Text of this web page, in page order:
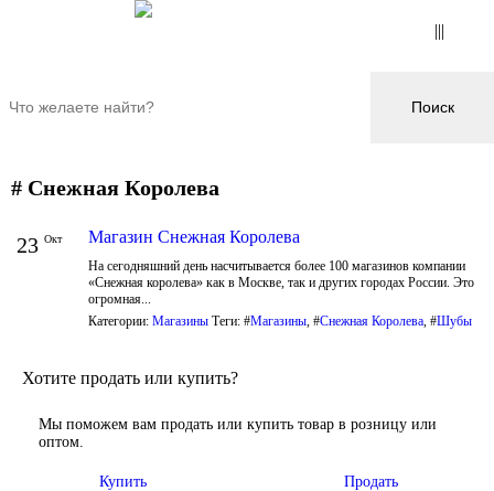
# Снежная Королева
Магазин Снежная Королева
На сегодняшний день насчитывается более 100 магазинов компании
«Снежная королева» как в Москве, так и других городах России. Это
огромная...
23 Окт
Категории: Магазины Теги: #Магазины , #Снежная Королева , #Шубы
Хотите продать или купить?
Мы поможем вам продать или купить товар в розницу или
оптом.
Купить Продать